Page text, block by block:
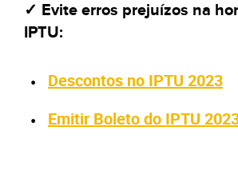
✓ Evite erros prejuízos na
IPTU:
Descontos no IPTU 2023
Emitir Boleto do IPTU